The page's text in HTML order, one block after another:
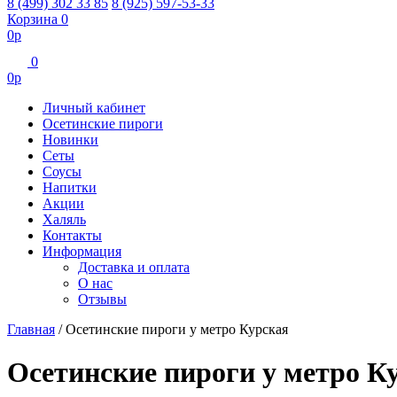
8 (499) 302 33 85 8 (925) 597-53-33
Корзина 0
0р
0
0р
Личный кабинет
Осетинские пироги
Новинки
Сеты
Соусы
Напитки
Акции
Халяль
Контакты
Информация
Доставка и оплата
О нас
Отзывы
Главная /Осетинские пироги у метро Курская
Осетинские пироги у метро